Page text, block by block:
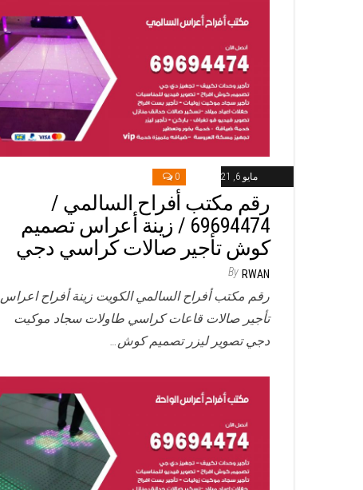
مايو 6, 2021 0
رقم مكتب أفراح السالمي /
69694474 / زينة أعراس تصميم
كوش تأجير صالات كراسي دجي
By RWAN
رقم مكتب أفراح السالمي الكويت زينة أفراح اعراس
تأجير صالات قاعات كراسي طاولات سجاد موكيت
دجي تصوير ليزر تصميم كوش…